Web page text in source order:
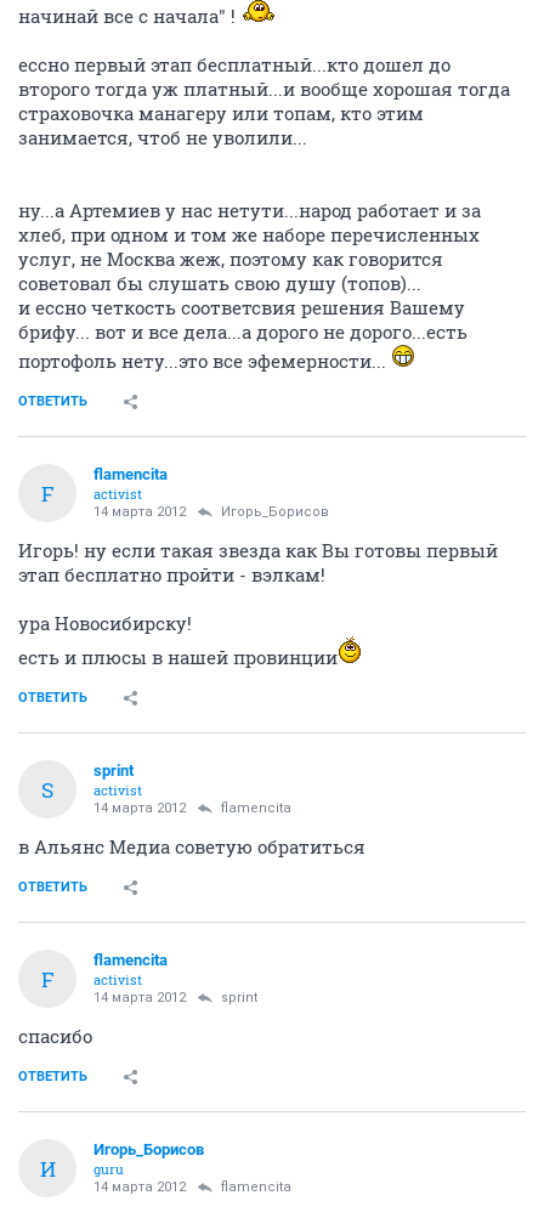
начинай все с начала" !
ессно первый этап бесплатный...кто дошел до
второго тогда уж платный...и вообще хорошая тогда
страховочка манагеру или топам, кто этим
занимается, чтоб не уволили...
ну...а Артемиев у нас нетути...народ работает и за
хлеб, при одном и том же наборе перечисленных
услуг, не Москва жеж, поэтому как говорится
советовал бы слушать свою душу (топов)...
и ессно четкость соответсвия решения Вашему
брифу... вот и все дела...а дорого не дорого...есть
портофоль нету...это все эфемерности...
ОТВЕТИТЬ
F
flamencita
activist
14 марта 2012 Игорь_Борисов
Игорь! ну если такая звезда как Вы готовы первый
этап бесплатно пройти - вэлкам!
ура Новосибирску!
есть и плюсы в нашей провинции
ОТВЕТИТЬ
S
sprint
activist
14 марта 2012 flamencita
в Альянс Медиа советую обратиться
ОТВЕТИТЬ
F
flamencita
activist
14 марта 2012 sprint
спасибо
ОТВЕТИТЬ
И
Игорь_Борисов
guru
14 марта 2012 flamencita